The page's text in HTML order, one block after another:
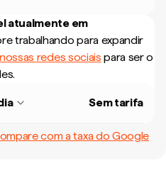
atualmente em
trabalhando para expandir
nossas redes sociais para ser o
Sem tarifa
com a taxa do Google